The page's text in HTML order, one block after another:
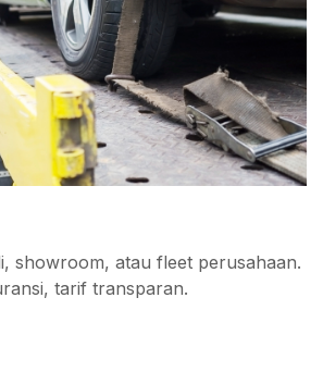
showroom, atau fleet perusahaan.
tarif transparan.